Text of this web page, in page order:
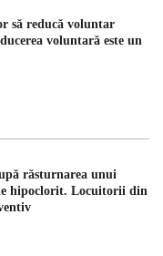
să reducă voluntar
voluntară este un
răsturnarea unui
hipoclorit. Locuitorii din